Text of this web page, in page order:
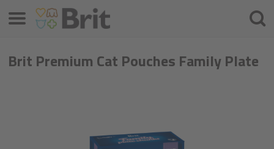
Brit Premium Cat Pouches Family Plate
на
Меню